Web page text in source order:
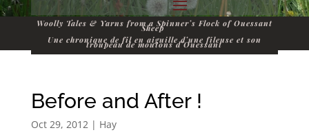
Woolly Tales & Yarns from a Spinner’s Flock of Ouessant
Sheep
Une chronique de fil en aiguille d’une fileuse et son
troupeau de moutons d’Ouessant
Before and After !
Oct 29, 2012 | Hay